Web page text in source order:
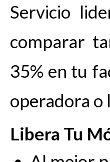
Servicio
comparar
35% en tu
operadora o
Libera Tu